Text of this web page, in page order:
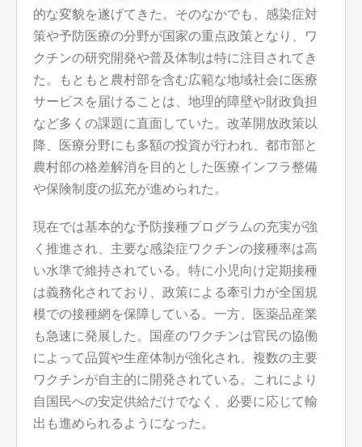
的な変貌を遂げてきた。そのなかでも、感染症対
策や予防医療の分野が国家の重点政策となり、ワ
クチンの研究開発や普及体制は特に注目されてき
た。もともと農村部を含む広範な地域社会に医療
サービスを届けることは、地理的障壁や財政負担
など多くの課題に直面していた。改革開放政策以
降、医療分野にも多額の投資が行われ、都市部と
農村部の格差解消を目的とした医療インフラ整備
や保険制度の拡充が進められた。
現在では基本的な予防接種プログラムの充実が強
く推進され、主要な感染症ワクチンの接種率は高
い水準で維持されている。特に小児向け定期接種
は義務化されており、政策による牽引力が全国規
模での接種網を保障している。一方、医薬品産業
も急速に発展した。国産のワクチンは官民の協働
によって品質や生産体制が強化され、複数の主要
ワクチンが自主的に開発されている。これにより
自国民への安定供給だけでなく、必要に応じて輸
出も進められるようになった。